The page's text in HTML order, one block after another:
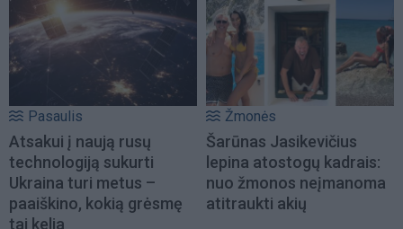
Pasaulis
Atsakui į naują rusų
technologiją sukurti
Ukraina turi metus –
paaiškino, kokią grėsmę
tai kelia
Žmonės
Šarūnas Jasikevičius
lepina atostogų kadrais:
nuo žmonos neįmanoma
atitraukti akių